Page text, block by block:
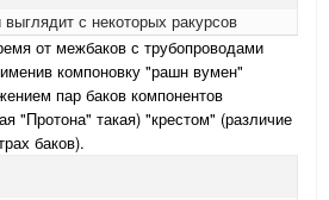
с некоторых ракурсов
от межбаков с трубопроводами
компоновку "рашн вумен"
пар баков компонентов
"Протона" такая) "крестом" (различие
баков).